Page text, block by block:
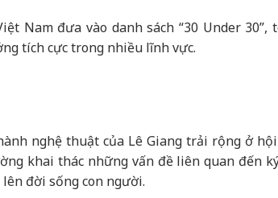
Nam đưa vào danh sách “30 Under
tích cực trong nhiều lĩnh vực.
nghệ thuật của Lê Giang trải rộng ở
khai thác những vấn đề liên quan đến
đời sống con người.